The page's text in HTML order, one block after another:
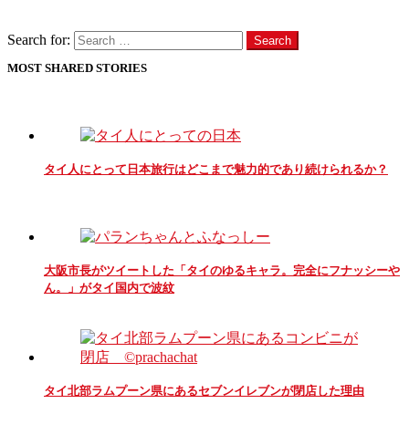
Search for:
Search
MOST SHARED STORIES
タイ人にとって日本旅行はどこまで魅力的であり続けられるか？
大阪市長がツイートした「タイのゆるキャラ。完全にフナッシーや
ん。」がタイ国内で波紋
タイ北部ラムプーン県にあるセブンイレブンが閉店した理由